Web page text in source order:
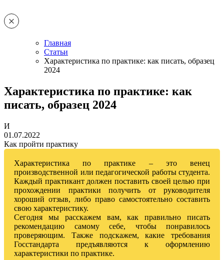
Главная
Статьи
Характеристика по практике: как писать, образец
2024
Характеристика по практике: как
писать, образец 2024
И
01.07.2022
Как пройти практику
Характеристика по практике – это венец
производственной или педагогической работы студента.
Каждый практикант должен поставить своей целью при
прохождении практики получить от руководителя
хороший отзыв, либо право самостоятельно составить
свою характеристику.
Сегодня мы расскажем вам, как правильно писать
рекомендацию самому себе, чтобы понравилось
проверяющим. Также подскажем, какие требования
Госстандарта предъявляются к оформлению
характеристики по практике.